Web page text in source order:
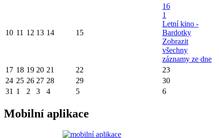
10 11 12 13 14 15
16
1
Letní kino -
Bardotky
Zobrazit
všechny
záznamy ze dne
17 18 19 20 21 22
23
24 25 26 27 28 29
30
31 1 2 3 4 5 6
Mobilní aplikace